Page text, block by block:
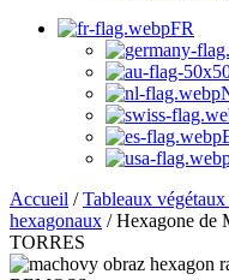
FR
Accueil /Tableaux végétaux
hexagonaux / Hexagone de
TORRES